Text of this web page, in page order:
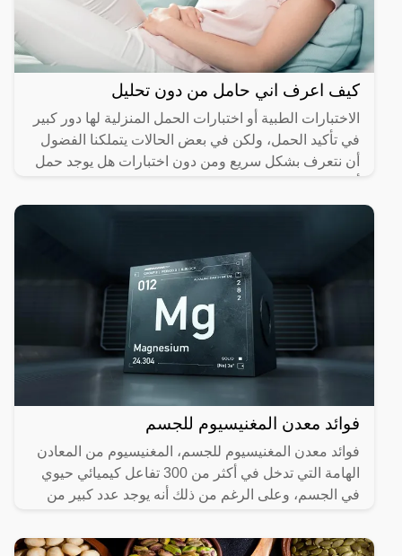
كيف اعرف اني حامل من دون تحليل
الاختبارات الطبية أو اختبارات الحمل المنزلية لها دور كبير
في تأكيد الحمل، ولكن في بعض الحالات يتملكنا الفضول
أن نتعرف بشكل سريع ومن دون اختبارات هل يوجد حمل
فوائد معدن المغنيسيوم للجسم
فوائد معدن المغنيسيوم للجسم، المغنيسيوم من المعادن
الهامة التي تدخل في أكثر من 300 تفاعل كيميائي حيوي
في الجسم، وعلى الرغم من ذلك أنه يوجد عدد كبير من